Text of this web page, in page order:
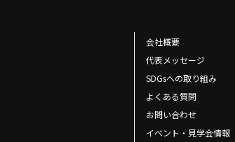
会社概要
代表メッセージ
SDGsへの取り組み
よくある質問
お問い合わせ
イベント・見学会情報